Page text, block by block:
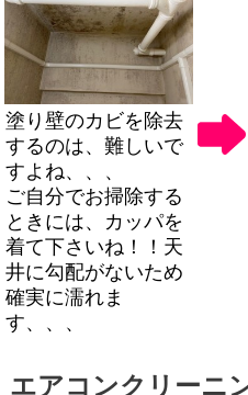
塗り壁のカビを除去
するのは、難しいで
すよね、、、
ご自分でお掃除する
ときには、カッパを
着て下さいね！！天
井に勾配がないため
確実に濡れま
す、、、
エアコンクリーニ